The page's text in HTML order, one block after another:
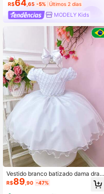
R$64,65 -5% Últimos 2 dias
MODELY Kids
Vestido branco batizado dama drap
eado brilho luxo n1281
R$89 ,90 -47%